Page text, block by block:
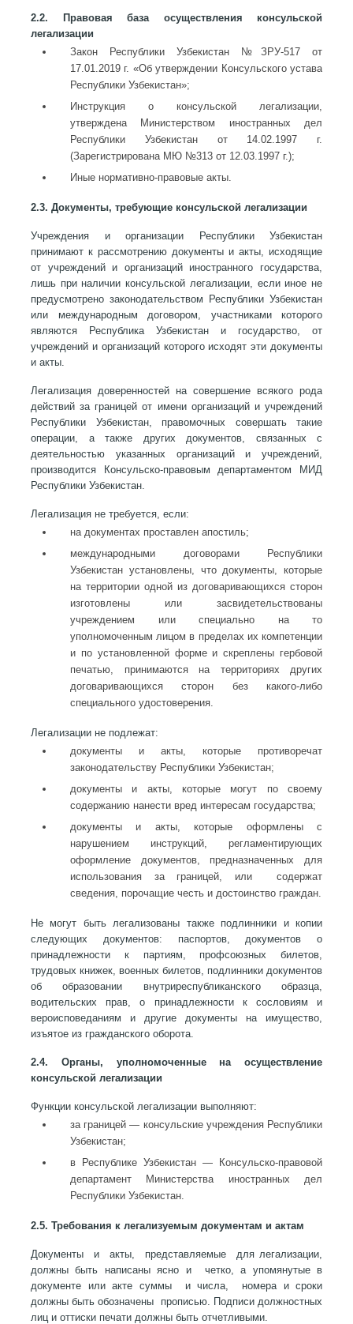
2.2. Правовая база осуществления консульской
легализации
Закон Республики Узбекистан №ЗРУ-517 от
17.01.2019 г. «Об утверждении Консульского устава
Республики Узбекистан»;
Инструкция о консульской легализации,
утверждена Министерством иностранных дел
Республики Узбекистан от 14.02.1997 г.
(Зарегистрирована МЮ №313 от 12.03.1997 г.);
Иные нормативно-правовые акты.
2.3. Документы, требующие консульской легализации
Учреждения и организации Республики Узбекистан
принимают к рассмотрению документы и акты, исходящие
от учреждений и организаций иностранного государства,
лишь при наличии консульской легализации, если иное не
предусмотрено законодательством Республики Узбекистан
или международным договором, участниками которого
являются Республика Узбекистан и государство, от
учреждений и организаций которого исходят эти документы
и акты.
Легализация доверенностей на совершение всякого рода
действий за границей от имени организаций и учреждений
Республики Узбекистан, правомочных совершать такие
операции, а также других документов, связанных с
деятельностью указанных организаций и учреждений,
производится Консульско-правовым департаментом МИД
Республики Узбекистан.
Легализация не требуется, если:
на документах проставлен апостиль;
международными договорами Республики
Узбекистан установлены, что документы, которые
на территории одной из договаривающихся сторон
изготовлены или засвидетельствованы
учреждением или специально на то
уполномоченным лицом в пределах их компетенции
и по установленной форме и скреплены гербовой
печатью, принимаются на территориях других
договаривающихся сторон без какого-либо
специального удостоверения.
Легализации не подлежат:
документы и акты, которые противоречат
законодательству Республики Узбекистан;
документы и акты, которые могут по своему
содержанию нанести вред интересам государства;
документы и акты, которые оформлены с
нарушением инструкций, регламентирующих
оформление документов, предназначенных для
использования за границей, или содержат
сведения, порочащие честь и достоинство граждан.
Не могут быть легализованы также подлинники и копии
следующих документов: паспортов, документов о
принадлежности к партиям, профсоюзных билетов,
трудовых книжек, военных билетов, подлинники документов
об образовании внутриреспубликанского образца,
водительских прав, о принадлежности к сословиям и
вероисповеданиям и другие документы на имущество,
изъятое из гражданского оборота.
2.4. Органы, уполномоченные на осуществление
консульской легализации
Функции консульской легализации выполняют:
за границей — консульские учреждения Республики
Узбекистан;
в Республике Узбекистан — Консульско-правовой
департамент Министерства иностранных дел
Республики Узбекистан.
2.5. Требования к легализуемым документам и актам
Документы и акты, представляемые для легализации,
должны быть написаны ясно и четко, а упомянутые в
документе или акте суммы и числа, номера и сроки
должны быть обозначены прописью. Подписи должностных
лиц и оттиски печати должны быть отчетливыми.